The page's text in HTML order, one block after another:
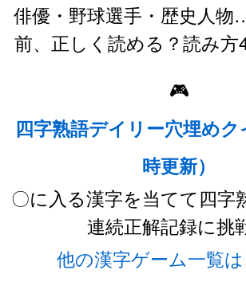
俳優・野球選手・歴史人物
前、正しく読める？読み方
🎮
四字熟語デイリー穴埋め
時更新）
〇に入る漢字を当てて四字
連続正解記録に挑
他の漢字ゲーム一覧